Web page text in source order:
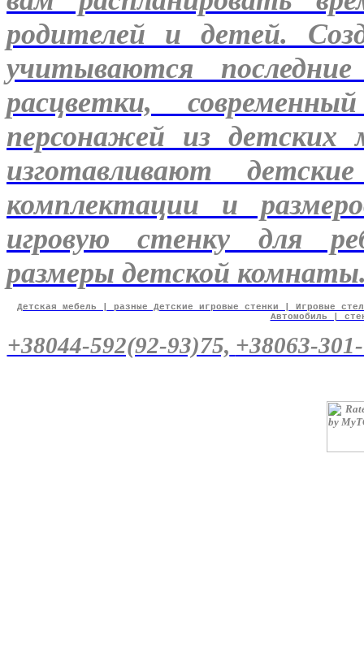
родителей и детей.
учитываются
расцветки,
персонажей из детских
изготавливают
комплектации и
игровую стенку для
размеры детской
Детская мебель | разные Детские игровые стенки | Игровые
Автомобиль |
+38044-592(92-93)75, +38063-